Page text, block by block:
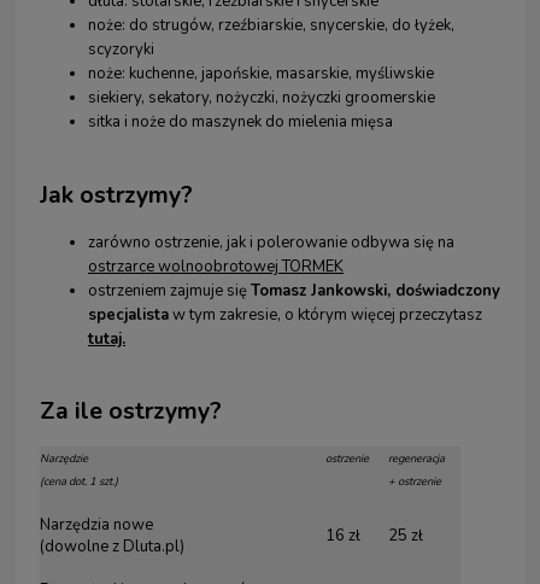
noże: do strugów, rzeźbiarskie, snycerskie, do łyżek,
scyzoryki
noże: kuchenne, japońskie, masarskie, myśliwskie
siekiery, sekatory, nożyczki, nożyczki groomerskie
sitka i noże do maszynek do mielenia mięsa
Jak ostrzymy?
zarówno ostrzenie, jak i polerowanie odbywa się na
ostrzarce wolnoobrotowej TORMEK
ostrzeniem zajmuje sięTomasz Jankowski, doświadczony
specjalistaw tym zakresie, o którym więcej przeczytasz
tutaj.
Za ile ostrzymy?
Narzędzie
(cena dot. 1 szt.)
ostrzenie
regeneracja
+ ostrzenie
Narzędzia nowe
(dowolne z Dluta.pl)
16 zł 25 zł